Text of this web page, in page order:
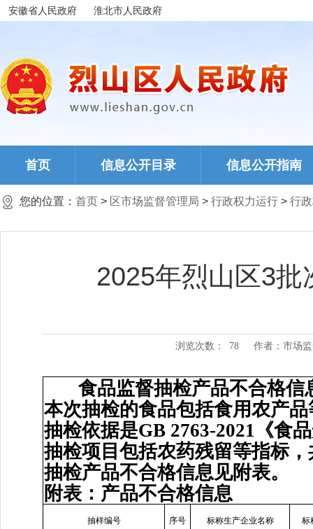
安徽省人民政府 淮北市人民政府
首页 信息公开目录 信息公开指南
您的位置： 首页 > 区市场监督管理局 > 行政权力运行 > 行
2025年烈山区3
浏览次数： 78 作者：市场
食品监督抽检产品不合格信
本次抽检的食品包括食用农产品
抽检依据是GB 2763-2021《食
抽检项目包括农药残留等指标
抽检产品不合格信息见附表。
附表：产品不合格信息
抽样编号 序号 标称生产企业名称 标